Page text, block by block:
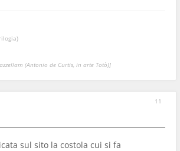
(Antonio de Curtis, in arte Totò)]
11
sul sito la costola cui si fa